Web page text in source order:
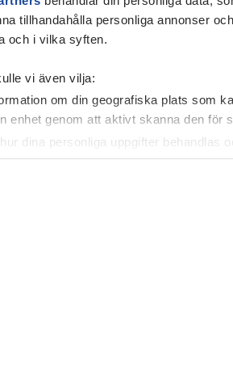
tillhandahålla personliga annonser
och i vilka syften.
vi även vilja:
om din geografiska plats som
enhet genom att aktivt skanna den för
dina personliga uppgifter behandlas
för att anpassa innehållet